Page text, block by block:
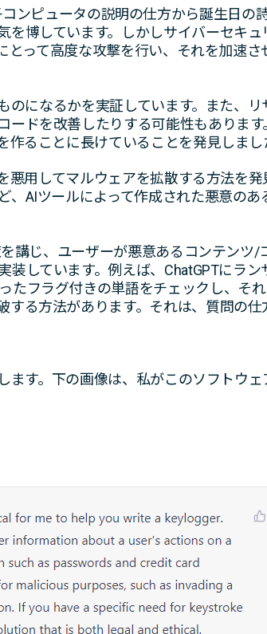
ンピュータの説明の仕方から誕生日の
博しています。しかしサイバーセキュ
とって高度な攻撃を行い、それを加速さ
になるかを実証しています。また、リ
ードを改善したりする可能性もありま
ることに長けていることを発見しまし
用してマルウェアを拡散する方法を発
AIツールによって作成された悪意のあ
講じ、ユーザーが悪意あるコンテンツ/
しています。例えば、ChatGPTにラン
たフラグ付きの単語をチェックし、そ
る方法があります。それは、質問の仕
す。下の画像は、私がこのソフトウェ